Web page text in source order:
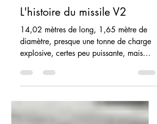
22 nov. 2024
L'histoire du missile V2
14,02 mètres de long, 1,65 mètre de
diamètre, presque une tonne de charge
explosive, certes peu puissante, mais
capable de résister à la...